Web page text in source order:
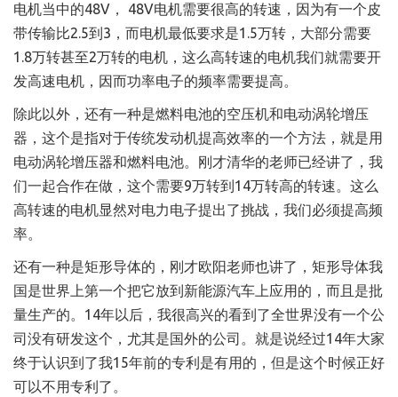
电机当中的48V， 48V电机需要很高的转速，因为有一个皮
带传输比2.5到3，而电机最低要求是1.5万转，大部分需要
1.8万转甚至2万转的电机，这么高转速的电机我们就需要开
发高速电机，因而功率电子的频率需要提高。
除此以外，还有一种是燃料电池的空压机和电动涡轮增压
器，这个是指对于传统发动机提高效率的一个方法，就是用
电动涡轮增压器和燃料电池。刚才清华的老师已经讲了，我
们一起合作在做，这个需要9万转到14万转高的转速。这么
高转速的电机显然对电力电子提出了挑战，我们必须提高频
率。
还有一种是矩形导体的，刚才欧阳老师也讲了，矩形导体我
国是世界上第一个把它放到新能源汽车上应用的，而且是批
量生产的。14年以后，我很高兴的看到了全世界没有一个公
司没有研发这个，尤其是国外的公司。就是说经过14年大家
终于认识到了我15年前的专利是有用的，但是这个时候正好
可以不用专利了。